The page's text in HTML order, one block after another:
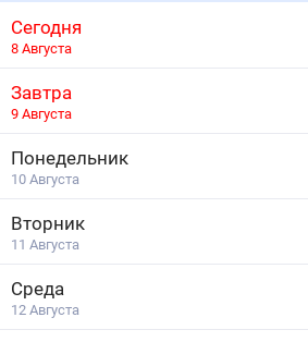
Сегодня
8 Августа
Завтра
9 Августа
Понедельник
10 Августа
Вторник
11 Августа
Среда
12 Августа